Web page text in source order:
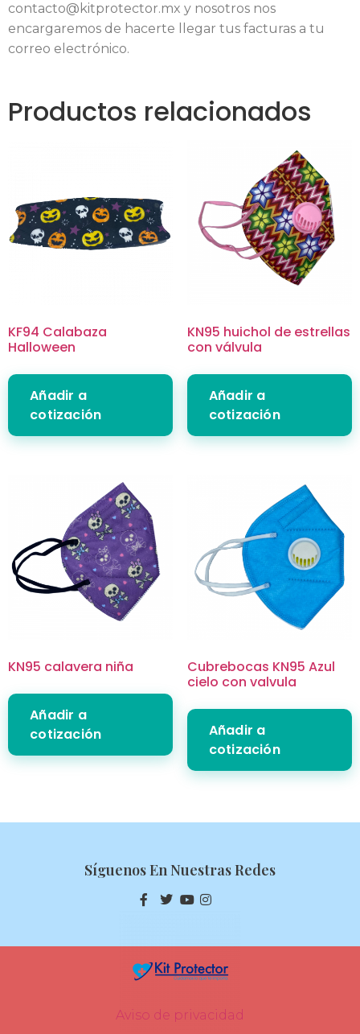
contacto@kitprotector.mx y nosotros nos
encargaremos de hacerte llegar tus facturas a tu
correo electrónico.
Productos relacionados
KF94 Calabaza
Halloween
Añadir a
cotización
KN95 huichol de estrellas
con válvula
Añadir a
cotización
KN95 calavera niña
Añadir a
cotización
Cubrebocas KN95 Azul
cielo con valvula
Añadir a
cotización
Síguenos En Nuestras Redes
Aviso de privacidad